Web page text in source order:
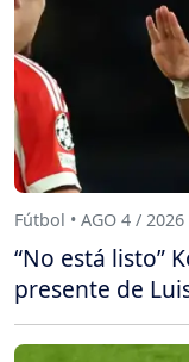
Fútbol • AGO 4 / 2026
“No está listo”
presente de